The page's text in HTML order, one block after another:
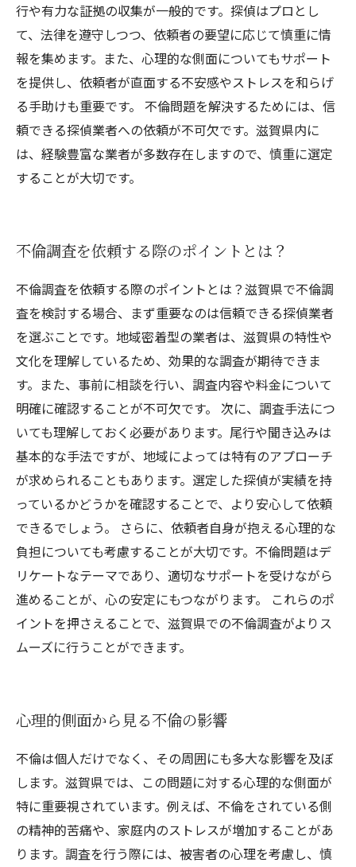
行や有力な証拠の収集が一般的です。探偵はプロとし
て、法律を遵守しつつ、依頼者の要望に応じて慎重に情
報を集めます。また、心理的な側面についてもサポート
を提供し、依頼者が直面する不安感やストレスを和らげ
る手助けも重要です。 不倫問題を解決するためには、信
頼できる探偵業者への依頼が不可欠です。滋賀県内に
は、経験豊富な業者が多数存在しますので、慎重に選定
することが大切です。
不倫調査を依頼する際のポイントとは？
不倫調査を依頼する際のポイントとは？滋賀県で不倫調
査を検討する場合、まず重要なのは信頼できる探偵業者
を選ぶことです。地域密着型の業者は、滋賀県の特性や
文化を理解しているため、効果的な調査が期待できま
す。また、事前に相談を行い、調査内容や料金について
明確に確認することが不可欠です。 次に、調査手法につ
いても理解しておく必要があります。尾行や聞き込みは
基本的な手法ですが、地域によっては特有のアプローチ
が求められることもあります。選定した探偵が実績を持
っているかどうかを確認することで、より安心して依頼
できるでしょう。 さらに、依頼者自身が抱える心理的な
負担についても考慮することが大切です。不倫問題はデ
リケートなテーマであり、適切なサポートを受けながら
進めることが、心の安定にもつながります。 これらのポ
イントを押さえることで、滋賀県での不倫調査がよりス
ムーズに行うことができます。
心理的側面から見る不倫の影響
不倫は個人だけでなく、その周囲にも多大な影響を及ぼ
します。滋賀県では、この問題に対する心理的な側面が
特に重要視されています。例えば、不倫をされている側
の精神的苦痛や、家庭内のストレスが増加することがあ
ります。調査を行う際には、被害者の心理を考慮し、慎